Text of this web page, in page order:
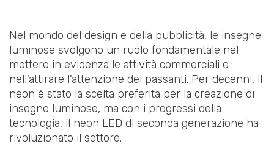
Nel mondo del design e della pubblicità, le insegne
luminose svolgono un ruolo fondamentale nel
mettere in evidenza le attività commerciali e
nell'attirare l'attenzione dei passanti. Per decenni, il
neon è stato la scelta preferita per la creazione di
insegne luminose, ma con i progressi della
tecnologia, il neon LED di seconda generazione ha
rivoluzionato il settore.